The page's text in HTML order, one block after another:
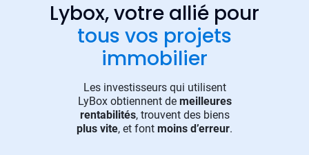
Lybox, votre allié pour
tous vos projets
immobilier
Les investisseurs qui utilisent
LyBox obtiennent de meilleures
rentabilités, trouvent des biens
plus vite, et font moins d’erreur.